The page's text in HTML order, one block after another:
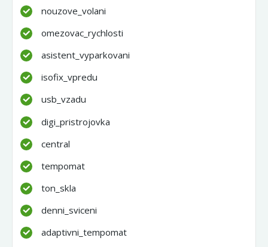
nouzove_volani
omezovac_rychlosti
asistent_vyparkovani
isofix_vpredu
usb_vzadu
digi_pristrojovka
central
tempomat
ton_skla
denni_sviceni
adaptivni_tempomat